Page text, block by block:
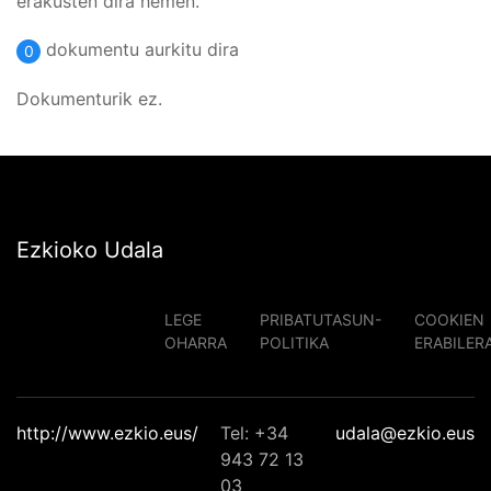
0 dokumentu aurkitu dira
Dokumenturik ez.
Ezkioko Udala
LEGE
OHARRA
PRIBATUTASUN-
POLITIKA
COOKIEN
http://www.ezkio.eus/
Tel: +34
943 72 13
03
udala@ezkio.eus